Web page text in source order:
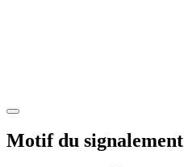
Motif du signalement